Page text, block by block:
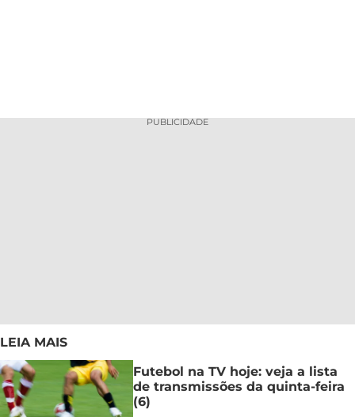
PUBLICIDADE
LEIA MAIS
Futebol na TV hoje: veja a lista
de transmissões da quinta-feira
(6)